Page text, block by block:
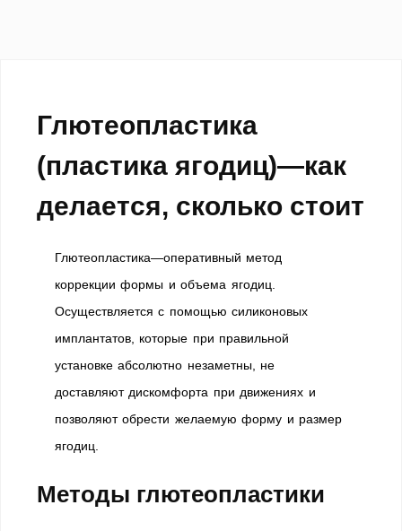
Глютеопластика
(пластика ягодиц)—как
делается, сколько стоит
Глютеопластика—оперативный метод
коррекции формы и объема ягодиц.
Осуществляется с помощью силиконовых
имплантатов, которые при правильной
установке абсолютно незаметны, не
доставляют дискомфорта при движениях и
позволяют обрести желаемую форму и размер
ягодиц.
Методы глютеопластики